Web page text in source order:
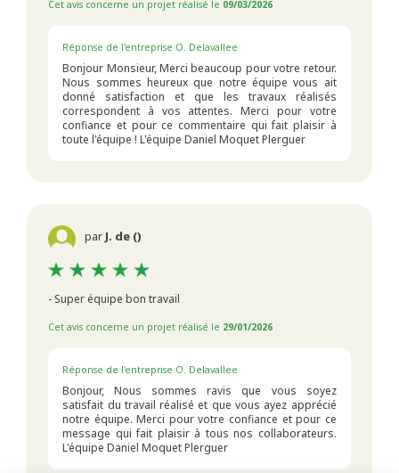
Cet avis concerne un projet réalisé le 09/03/2026
Réponse de l'entreprise O. Delavallee
Bonjour Monsieur, Merci beaucoup pour votre retour.
Nous sommes heureux que notre équipe vous ait
donné satisfaction et que les travaux réalisés
correspondent à vos attentes. Merci pour votre
confiance et pour ce commentaire qui fait plaisir à
toute l'équipe ! L'équipe Daniel Moquet Plerguer
par J. de ()
- Super équipe bon travail
Cet avis concerne un projet réalisé le 29/01/2026
Réponse de l'entreprise O. Delavallee
Bonjour, Nous sommes ravis que vous soyez
satisfait du travail réalisé et que vous ayez apprécié
notre équipe. Merci pour votre confiance et pour ce
message qui fait plaisir à tous nos collaborateurs.
L'équipe Daniel Moquet Plerguer